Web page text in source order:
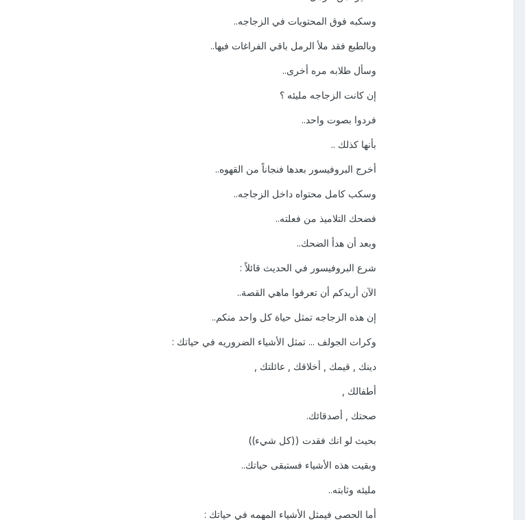
وسكبه فوق المحتويات في الزجاجه..
وبالطبع فقد ملأ الرمل باقي الفراغات فيها..
وسأل طلابه مره أخرى..
إن كانت الزجاجه مليئه ؟
فردوا بصوت واحد..
بأنها كذلك ..
أخرج البروفيسور بعدها فنجاناً من القهوه..
وسكب كامل محتواه داخل الزجاجه..
فضحك التلاميذ من فعلته..
وبعد أن هدأ الضحك..
شرع البروفيسور في الحديث قائلاً :
الآن أريدكم أن تعرفوا ماهي القصة..
إن هذه الزجاجه تمثل حياة كل واحد منكم..
وكرات الجولف ... تمثل الأشياء الضروريه في حياتك :
دينك , قيمك , أخلاقك , عائلتك ,
أطفالك ,
صحتك , أصدقائك.
بحيث لو انك فقدت ((كل شيء))
وبقيت هذه الأشياء فستبقى حياتك..
مليئه وثابته..
أما الحصى فيمثل الأشياء المهمه في حياتك :